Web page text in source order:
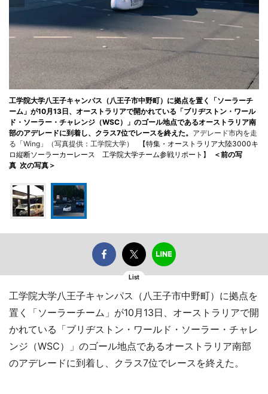
工学院大学八王子キャンパス（八王子市中野町）に拠点を置く「ソーラーチ
ーム」が10月13日、オーストラリアで開かれている「ブリヂストン・ワール
ド・ソーラー・チャレンジ（WSC）」のゴール地点であるオーストラリア南
部のアデレードに到着し、クラス7位でレースを終えた。 アデレード市内を走
る「Wing」（写真提供：工学院大学）
【特集・オーストラリア大陸3000キ
ロ縦断ソーラーカーレース 工学院大学チーム参戦リポート】
＜前の写
真 次の写真＞
List
工学院大学八王子キャンパス（八王子市中野町）に拠点を
置く「ソーラーチーム」が10月13日、オーストラリアで開
かれている「ブリヂストン・ワールド・ソーラー・チャレ
ンジ（WSC）」のゴール地点であるオーストラリア南部
のアデレードに到着し、クラス7位でレースを終えた。